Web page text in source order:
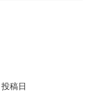
投稿日